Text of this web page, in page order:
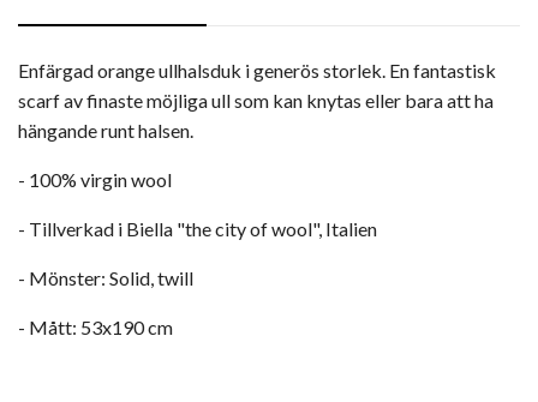
Enfärgad orange ullhalsduk i generös storlek. En fantastisk
scarf av finaste möjliga ull som kan knytas eller bara att ha
hängande runt halsen.
- 100% virgin wool
- Tillverkad i Biella "the city of wool", Italien
- Mönster: Solid, twill
- Mått: 53x190 cm